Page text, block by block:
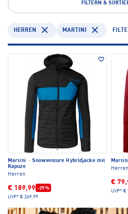
FILTERN &
HERREN MARTINI
Martini · Snowventure Hybridjacke mit
Kapuze
Herren
€ 189,99 -29 %
UVP* € 269,99
Herren
€
UVP* €